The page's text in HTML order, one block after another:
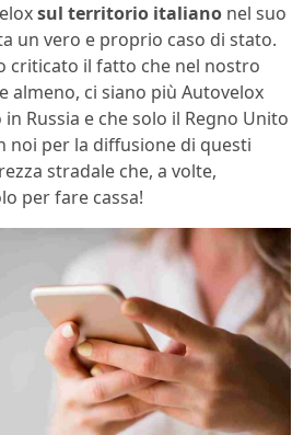
sul territorio italiano nel suo
un vero e proprio caso di stato.
criticato il fatto che nel nostro
almeno, ci siano più Autovelox
Russia e che solo il Regno Unito
noi per la diffusione di questi
stradale che, a volte,
per fare cassa!